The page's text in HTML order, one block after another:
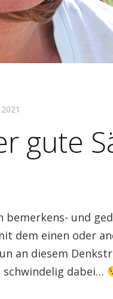
gute
bemerkens- und
dem einen oder
an diesem
schwindelig dabei…